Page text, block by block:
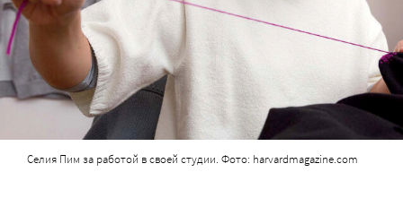
Селия Пим за работой в своей студии. Фото: harvardmagazine.com